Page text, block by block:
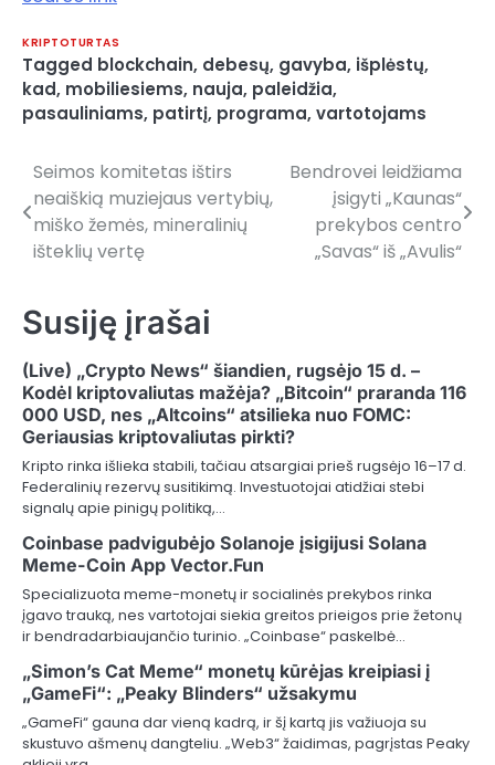
KRIPTOTURTAS
Tagged blockchain, debesų, gavyba, išplėstų,
kad, mobiliesiems, nauja, paleidžia,
pasauliniams, patirtį, programa, vartotojams
Navigacija
tarp
įrašų
Seimos komitetas ištirs
neaiškią muziejaus vertybių,
miško žemės, mineralinių
išteklių vertę
Bendrovei leidžiama
įsigyti „Kaunas“
prekybos centro
„Savas“ iš „Avulis“
Susiję įrašai
(Live) „Crypto News“ šiandien, rugsėjo 15 d. –
Kodėl kriptovaliutas mažėja? „Bitcoin“ praranda 116
000 USD, nes „Altcoins“ atsilieka nuo FOMC:
Geriausias kriptovaliutas pirkti?
Kripto rinka išlieka stabili, tačiau atsargiai prieš rugsėjo 16–17 d.
Federalinių rezervų susitikimą. Investuotojai atidžiai stebi
signalų apie pinigų politiką,…
Coinbase padvigubėjo Solanoje įsigijusi Solana
Meme-Coin App Vector.Fun
Specializuota meme-monetų ir socialinės prekybos rinka
įgavo trauką, nes vartotojai siekia greitos prieigos prie žetonų
ir bendradarbiaujančio turinio. „Coinbase“ paskelbė…
„Simon’s Cat Meme“ monetų kūrėjas kreipiasi į
„GameFi“: „Peaky Blinders“ užsakymu
„GameFi“ gauna dar vieną kadrą, ir šį kartą jis važiuoja su
skustuvo ašmenų dangteliu. „Web3“ žaidimas, pagrįstas Peaky